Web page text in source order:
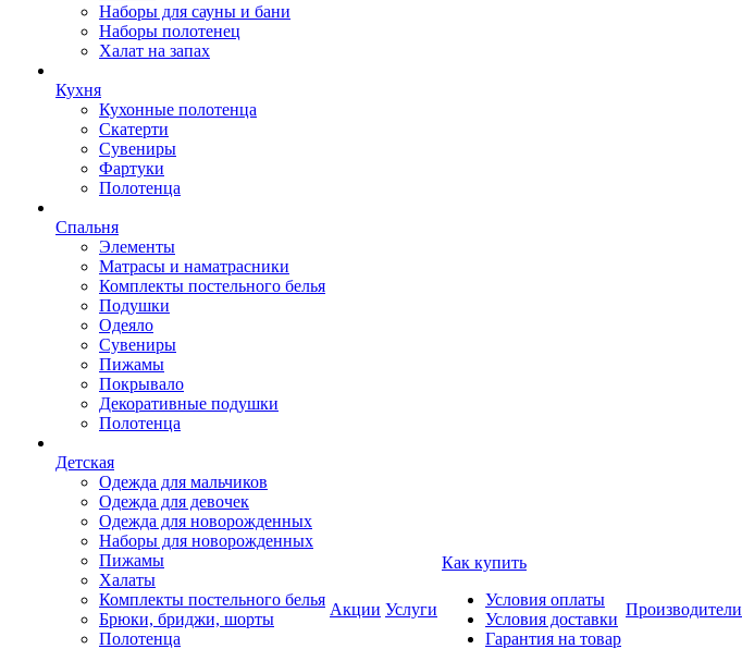
Наборы для сауны и бани
Наборы полотенец
Халат на запах
Кухня
Кухонные полотенца
Скатерти
Сувениры
Фартуки
Полотенца
Спальня
Элементы
Матрасы и наматрасники
Комплекты постельного белья
Подушки
Одеяло
Сувениры
Пижамы
Покрывало
Декоративные подушки
Полотенца
Детская
Одежда для мальчиков
Одежда для девочек
Одежда для новорожденных
Наборы для новорожденных
Пижамы
Халаты
Комплекты постельного белья
Брюки, бриджи, шорты
Полотенца
Акции Услуги
Как купить
Условия оплаты
Условия доставки
Гарантия на товар
Производители